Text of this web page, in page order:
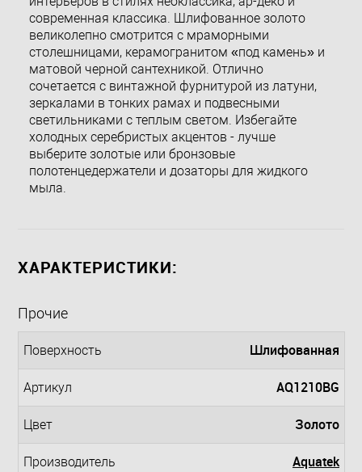
современная классика. Шлифованное золото
великолепно смотрится с мраморными
столешницами, керамогранитом «под камень» и
матовой черной сантехникой. Отлично
сочетается с винтажной фурнитурой из латуни,
зеркалами в тонких рамах и подвесными
светильниками с теплым светом. Избегайте
холодных серебристых акцентов - лучше
выберите золотые или бронзовые
полотенцедержатели и дозаторы для жидкого
мыла.
ХАРАКТЕРИСТИКИ:
Прочие
Поверхность Шлифованная
Артикул AQ1210BG
Цвет Золото
Производитель Aquatek